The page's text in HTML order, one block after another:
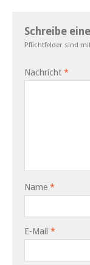
Schreibe
Pflichtfelder sind
Nachricht *
Name *
E-Mail *